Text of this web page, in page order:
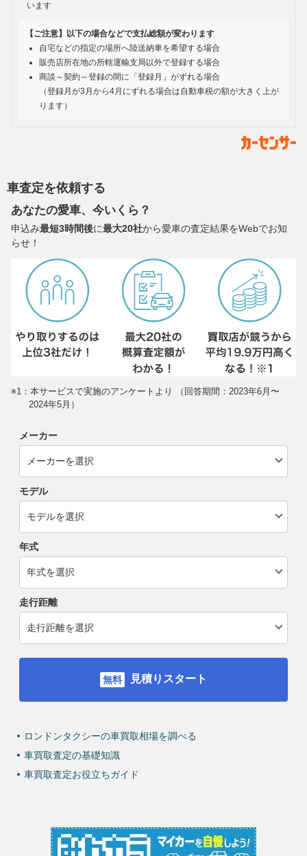
います
【ご注意】以下の場合などで支払総額が変わります
自宅などの指定の場所へ陸送納車を希望する場合
販売店所在地の所轄運輸支局以外で登録する場合
商談～契約～登録の間に「登録月」がずれる場合
（登録月が3月から4月にずれる場合は自動車税の額が大きく上が
ります）
車査定を依頼する
あなたの愛車、今いくら？
申込み最短3時間後に最大20社から愛車の査定結果をWebでお知
らせ！
※1：本サービスで実施のアンケートより （回答期間：2023年6月〜
2024年5月）
メーカー
モデル
年式
走行距離
見積りスタート
ロンドンタクシーの車買取相場を調べる
車買取査定の基礎知識
車買取査定お役立ちガイド